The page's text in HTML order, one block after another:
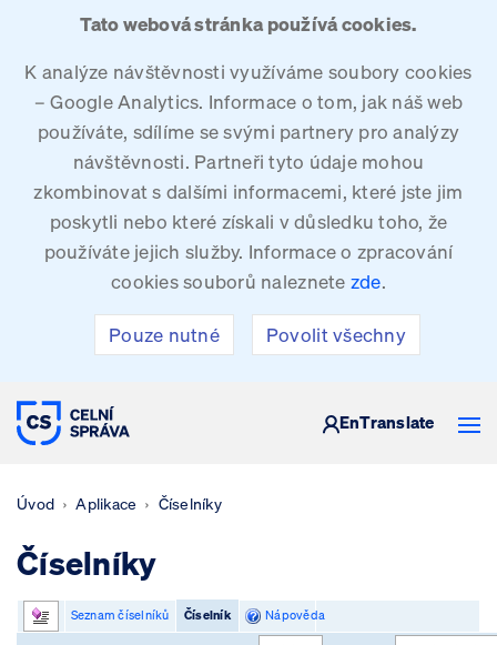
Tato webová stránka používá cookies.
K analýze návštěvnosti využíváme soubory cookies
– Google Analytics. Informace o tom, jak náš web
používáte, sdílíme se svými partnery pro analýzy
návštěvnosti. Partneři tyto údaje mohou
zkombinovat s dalšími informacemi, které jste jim
poskytli nebo které získali v důsledku toho, že
používáte jejich služby. Informace o zpracování
cookies souborů naleznete zde.
Pouze nutné Povolit všechny
CELNÍ SPRÁVA ČESKÉ REPUBLIKY
EnTranslate
Úvod Aplikace Číselníky
Číselníky
Seznam číselníků Číselník Nápověda